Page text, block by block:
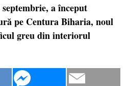
a început
pe Centura Biharia, noul
greu din interiorul